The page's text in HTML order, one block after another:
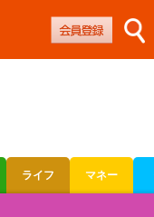
ライフ マネー